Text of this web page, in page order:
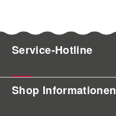
Service-Hotline
Shop Informationen